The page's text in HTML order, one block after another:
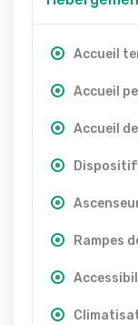
Accueil
Accueil
Accueil
Rampes